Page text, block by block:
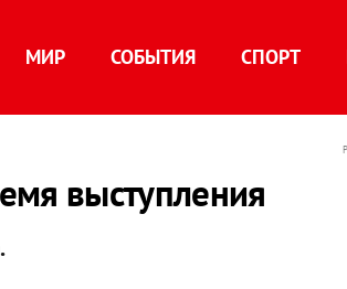
МИР СОБЫТИЯ СПОРТ
выступления